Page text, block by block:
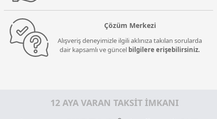
Çözüm Merkezi
Alışveriş deneyimizle ilgili aklınıza takılan sorularda
dair kapsamlı ve güncel bilgilere erişebilirsiniz.
12 AYA VARAN TAKSİT İMKANI